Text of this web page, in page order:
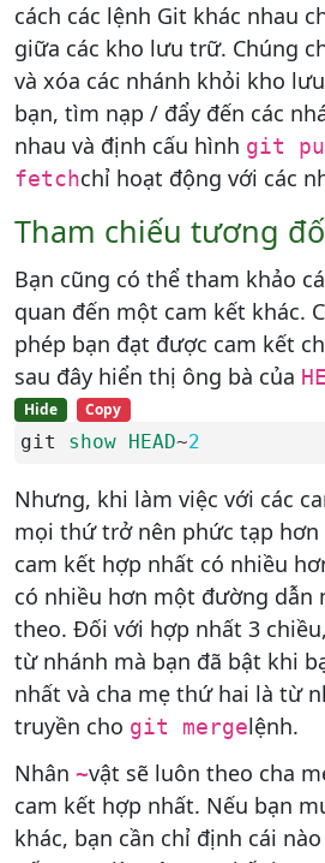
cách các lệnh Git khác nhau
giữa các kho lưu trữ. Chúng
và xóa các nhánh khỏi kho
bạn, tìm nạp / đẩy đến các
nhau và định cấu hình git
fetchchỉ hoạt động với các
Tham chiếu tương
Bạn cũng có thể tham khảo
quan đến một cam kết khác.
phép bạn đạt được cam kết
sau đây hiển thị ông bà của
Hide Copy
git show HEAD~2
Nhưng, khi làm việc với các
mọi thứ trở nên phức tạp hơn
cam kết hợp nhất có nhiều
có nhiều hơn một đường dẫn
theo. Đối với hợp nhất 3
từ nhánh mà bạn đã bật khi
nhất và cha mẹ thứ hai là từ
truyền cho git mergelệnh.
Nhân ~vật sẽ luôn theo cha
cam kết hợp nhất. Nếu bạn
khác, bạn cần chỉ định cái